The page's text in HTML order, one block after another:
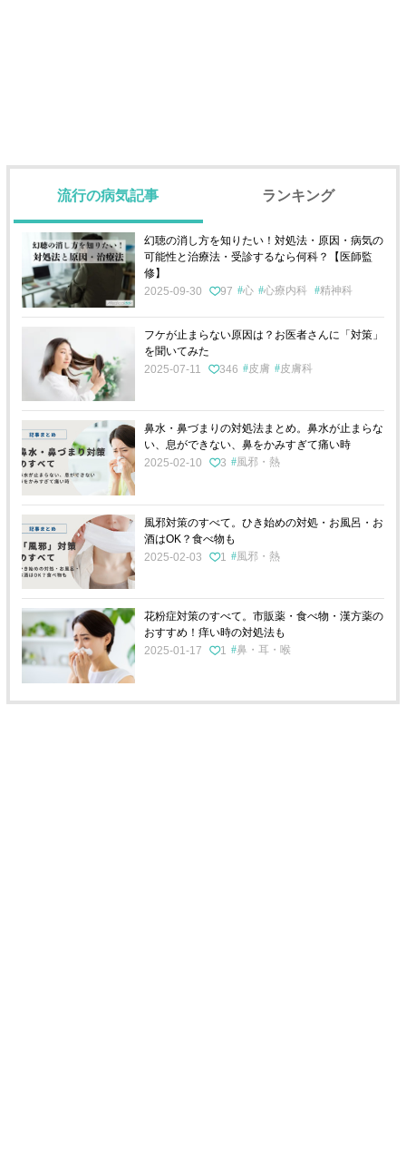
流行の病気記事 ランキング
幻聴の消し方を知りたい！対処法・原因・病気の
可能性と治療法・受診するなら何科？【医師監
修】
2025-09-30
97 心 心療内科 精神科
フケが止まらない原因は？お医者さんに「対策」
を聞いてみた
2025-07-11
346 皮膚 皮膚科
鼻水・鼻づまりの対処法まとめ。鼻水が止まらな
い、息ができない、鼻をかみすぎて痛い時
2025-02-10
3 風邪・熱
風邪対策のすべて。ひき始めの対処・お風呂・お
酒はOK？食べ物も
2025-02-03
1 風邪・熱
花粉症対策のすべて。市販薬・食べ物・漢方薬の
おすすめ！痒い時の対処法も
2025-01-17
1 鼻・耳・喉